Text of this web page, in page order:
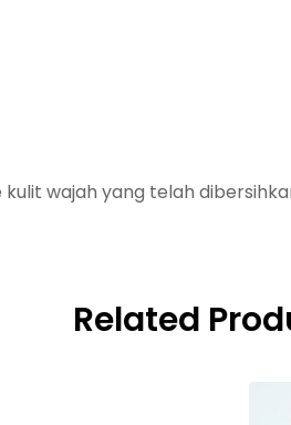
wajah yang telah
Related